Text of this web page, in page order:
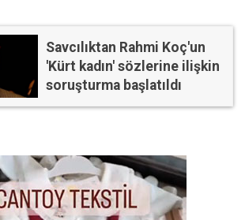
Savcılıktan Rahmi Koç'un
'Kürt kadın' sözlerine ilişkin
soruşturma başlatıldı